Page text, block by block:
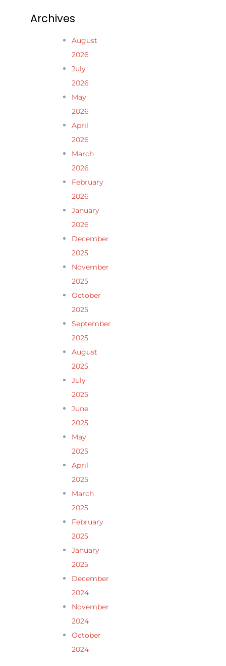
Archives
August
2026
July
2026
May
2026
April
2026
March
2026
February
2026
January
2026
December
2025
November
2025
October
2025
September
2025
August
2025
July
2025
June
2025
May
2025
April
2025
March
2025
February
2025
January
2025
December
2024
November
2024
October
2024